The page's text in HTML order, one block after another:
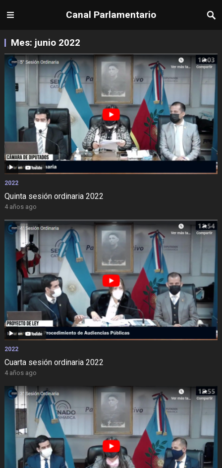
Canal Parlamentario
Mes: junio 2022
2022
Quinta sesión ordinaria 2022
4 años ago
2022
Cuarta sesión ordinaria 2022
4 años ago